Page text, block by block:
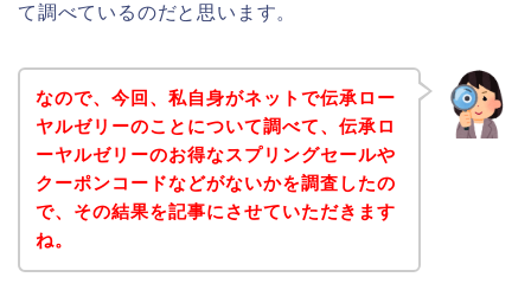
て調べているのだと思います。
なので、今回、私自身がネットで伝承ロー
ヤルゼリーのことについて調べて、伝承ロ
ーヤルゼリーのお得なスプリングセールや
クーポンコードなどがないかを調査したの
で、その結果を記事にさせていただきます
ね。